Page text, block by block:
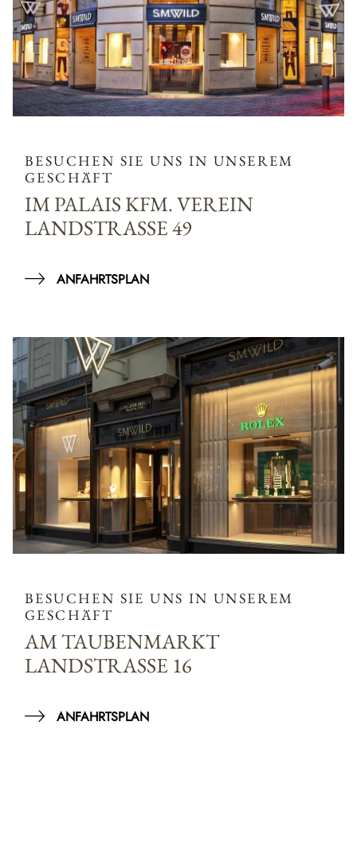
BESUCHEN SIE UNS IN UNSEREM
GESCHÄFT
IM PALAIS KFM. VEREIN
LANDSTRASSE 49
ANFAHRTSPLAN
BESUCHEN SIE UNS IN UNSEREM
GESCHÄFT
AM TAUBENMARKT
LANDSTRASSE 16
ANFAHRTSPLAN